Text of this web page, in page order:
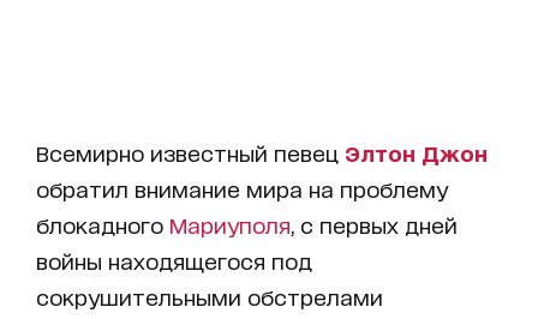
Всемирно известный певец Элтон Джон
обратил внимание мира на проблему
блокадного Мариуполя , с первых дней
войны находящегося под
сокрушительными обстрелами